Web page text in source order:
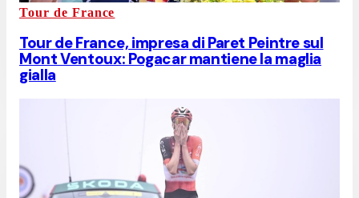
Tour de France
Tour de France, impresa di Paret Peintre sul
Mont Ventoux: Pogacar mantiene la maglia
gialla